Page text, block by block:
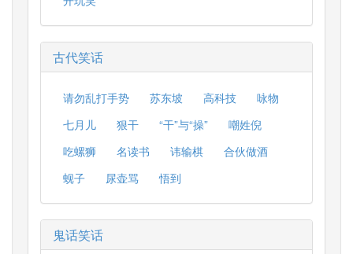
古代笑话
请勿乱打手势 苏东坡 高科技
咏物
七月儿
狠干 “干”与“操”
嘲姓倪
吃螺狮
名读书 讳输棋
合伙做酒
蚬子
尿壶骂 悟到
鬼话笑话